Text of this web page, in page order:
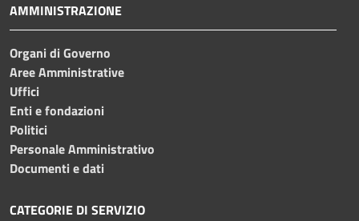
AMMINISTRAZIONE
Organi di Governo
Aree Amministrative
Uffici
Enti e fondazioni
Politici
Personale Amministrativo
Documenti e dati
CATEGORIE DI SERVIZIO